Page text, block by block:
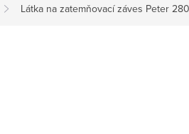
Látka na zatemňovací záves Peter